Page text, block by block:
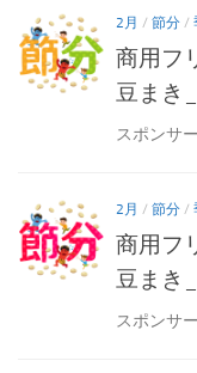
2月 / 節分 /
商用フ
豆まき
スポンサ
2月 / 節分 /
商用フ
豆まき
スポンサ